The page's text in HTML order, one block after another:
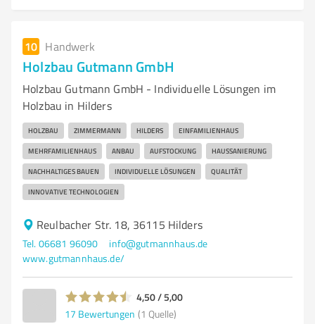
10 Handwerk
Holzbau Gutmann GmbH
Holzbau Gutmann GmbH - Individuelle Lösungen im
Holzbau in Hilders
HOLZBAU ZIMMERMANN HILDERS EINFAMILIENHAUS
MEHRFAMILIENHAUS ANBAU AUFSTOCKUNG HAUSSANIERUNG
NACHHALTIGES BAUEN INDIVIDUELLE LÖSUNGEN QUALITÄT
INNOVATIVE TECHNOLOGIEN
Reulbacher Str. 18, 36115 Hilders
Tel. 06681 96090
info@gutmannhaus.de
www.gutmannhaus.de/
4,50 / 5,00
17 Bewertungen (1 Quelle)